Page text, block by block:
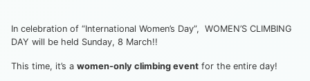
In celebration of “International Women’s Day”, WOMEN’S CLIMBING
DAY will be held Sunday, 8 March!!
This time, it’s a women-only climbing event for the entire day!